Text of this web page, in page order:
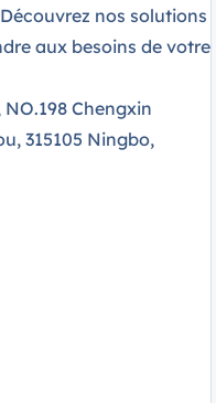
nos solutions
aux besoins de votre
Chengxin
315105 Ningbo,